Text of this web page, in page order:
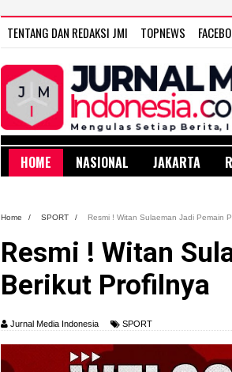
TENTANG DAN REDAKSI JMI TOPNEWS
HOME NASIONAL JAKARTA
Home / SPORT / Resmi ! Witan Sulaeman Jadi Pemain
Resmi ! Witan
Berikut Profilnya
Jurnal Media Indonesia SPORT